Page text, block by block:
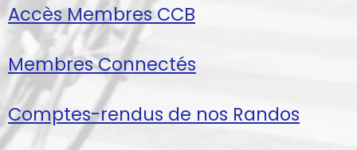
Accès Membres CCB
Membres Connectés
Comptes-rendus de nos Randos